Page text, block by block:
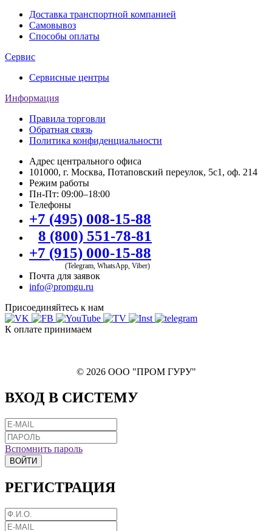
Доставка транспортной компанией
Самовывоз
Способы оплаты
Сервис
Сервисные центры
Информация
Правила торговли
Обратная связь
Политика конфиденциальности
Адрес центрального офиса
101000, г. Москва, Потаповский переулок, 5с1, оф. 214
Режим работы
Пн-Пт: 09:00–18:00
Телефоны
+7 (495) 008-15-88
8 (800) 551-78-81
+7 (915) 000-15-88
(Telegram, WhatsApp, Viber)
Почта для заявок
info@promgu.ru
Присоединяйтесь к нам
К оплате принимаем
© 2026 ООО "ПРОМ ГУРУ"
ВХОД В СИСТЕМУ
Вспомнить пароль
ВОЙТИ
РЕГИСТРАЦИЯ